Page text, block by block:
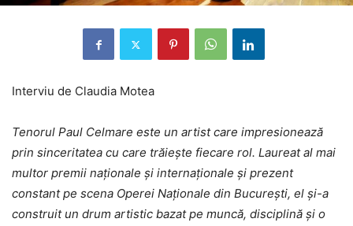
Interviu de Claudia Motea
Tenorul Paul Celmare este un artist care impresionează
prin sinceritatea cu care trăiește fiecare rol. Laureat al mai
multor premii naționale și internaționale și prezent
constant pe scena Operei Naționale din București, el și-a
construit un drum artistic bazat pe muncă, disciplină și o